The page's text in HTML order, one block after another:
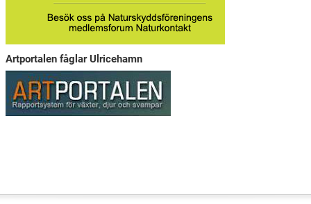
Artportalen fåglar Ulricehamn